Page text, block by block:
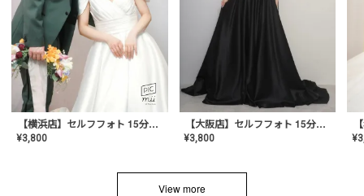
【横浜店】セルフフォト 15分撮り放題プラン
¥3,800
【大阪店】セルフフォト 15分撮り放題プラン
¥3,800 ¥
View more